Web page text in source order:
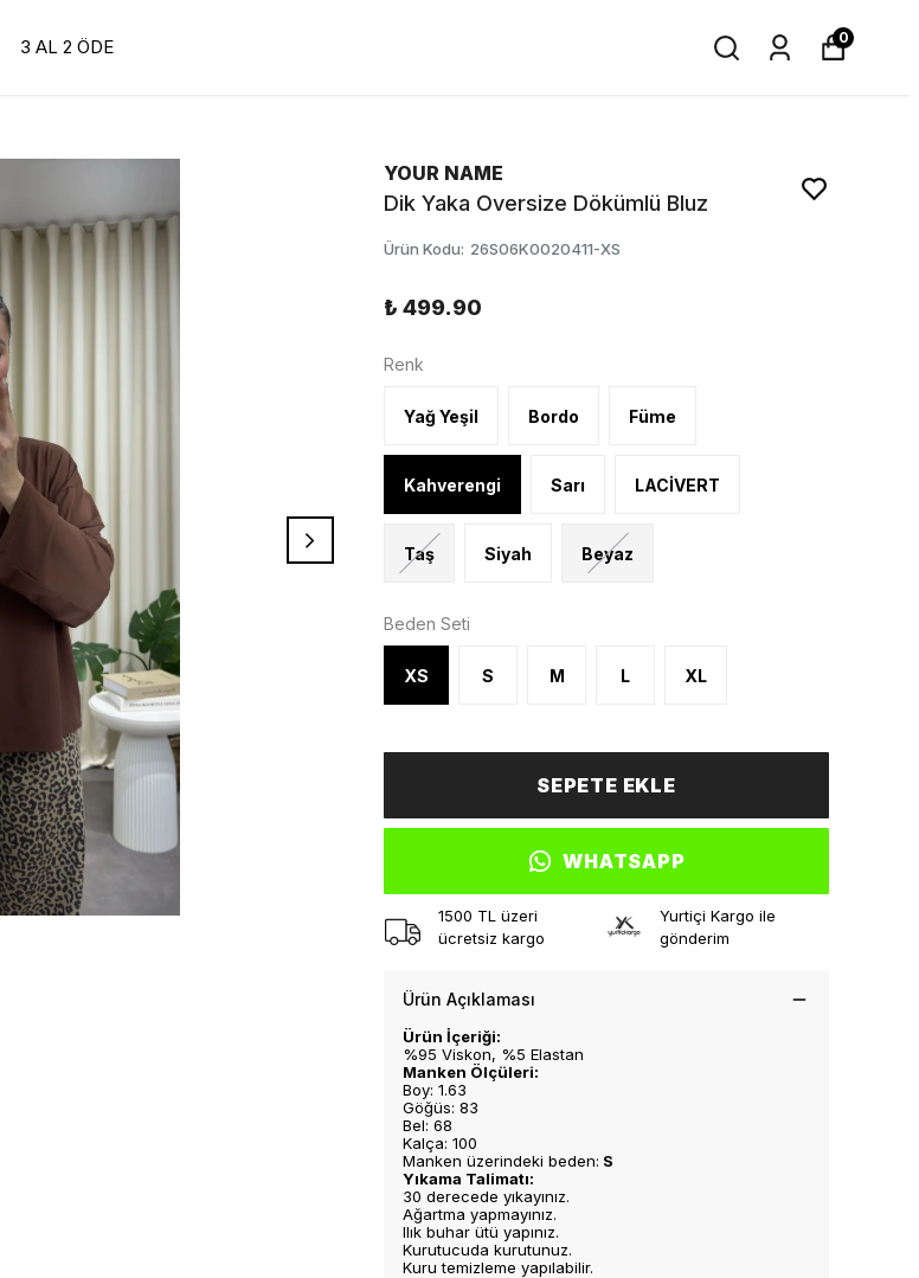
3 AL 2 ÖDE 0
YOUR NAME
Dik Yaka Oversize Dökümlü Bluz
Ürün Kodu: 26S06K0020411-XS
₺ 499.90
Renk
Yağ Yeşil Bordo Füme
Kahverengi Sarı LACİVERT
Taş Siyah Beyaz
Beden Seti
XS S M L XL
SEPETE EKLE
WHATSAPP
1500 TL üzeri
ücretsiz kargo
Yurtiçi Kargo ile
gönderim
Ürün Açıklaması
Ürün İçeriği:
%95 Viskon, %5 Elastan
Manken Ölçüleri:
Boy: 1.63
Göğüs: 83
Bel: 68
Kalça: 100
Manken üzerindeki beden: S
Yıkama Talimatı:
30 derecede yıkayınız.
Ağartma yapmayınız.
Ilık buhar ütü yapınız.
Kurutucuda kurutunuz.
Kuru temizleme yapılabilir.